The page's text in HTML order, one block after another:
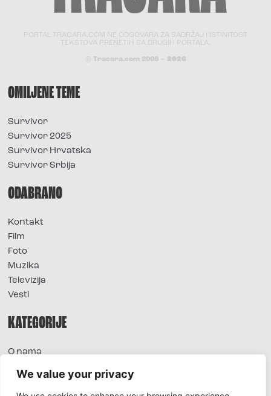
We value your privacy
PORTAL TRACARA.COM NE ODGOVARA ZA SADRŽAJ I ISTINITOST
TEKSTOVA PRENETIH SA DRUGIH PORTALA.
© Tracara.com 2008 – 2026
OMILJENE TEME
Survivor
Survivor 2025
Survivor Hrvatska
Survivor Srbija
ODABRANO
Kontakt
Film
Foto
Muzika
Televizija
Vesti
KATEGORIJE
O nama
Extra